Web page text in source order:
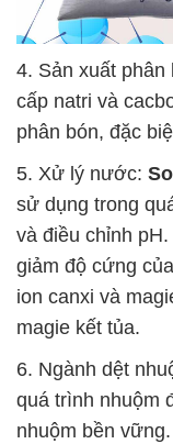
4. Sản xuất phân
cấp natri và
phân bón, đặc
5. Xử lý nước:
sử dụng trong
và điều chỉnh
giảm độ cứng
ion canxi và
magie kết tủa.
6. Ngành dệt
quá trình nhuộm
nhuộm bền vững.